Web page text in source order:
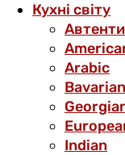
Кухні світу
Arabic
Bavarian
Indian